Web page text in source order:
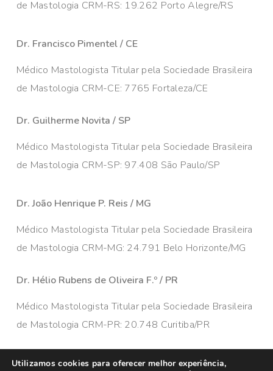
de Mastologia CRM-RS: 19.262 Porto Alegre/RS
Dr. Francisco Pimentel / CE
Médico Mastologista Titular pela Sociedade Brasileira
de Mastologia CRM-CE: 7765 Fortaleza/CE
Dr. Guilherme Novita / SP
Médico Mastologista Titular pela Sociedade Brasileira
de Mastologia CRM-SP: 97.408 São Paulo/SP
Dr. João Henrique P. Reis / MG
Médico Mastologista Titular pela Sociedade Brasileira
de Mastologia CRM-MG: 24.791 Belo Horizonte/MG
Dr. Hélio Rubens de Oliveira F.º / PR
Médico Mastologista Titular pela Sociedade Brasileira
de Mastologia CRM-PR: 20.748 Curitiba/PR
Utilizamos cookies para oferecer melhor experiência,